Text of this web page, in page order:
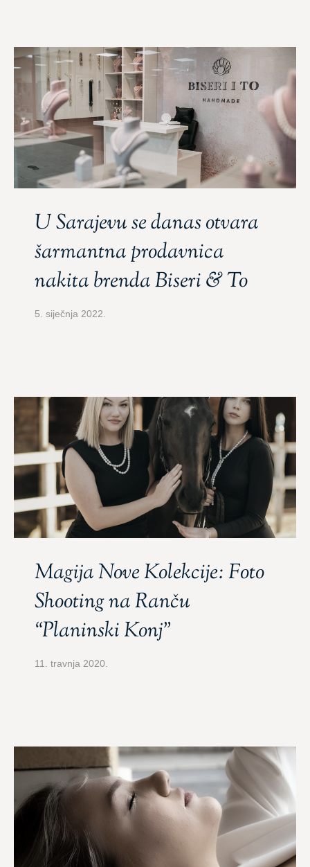
U Sarajevu se danas otvara
šarmantna prodavnica
nakita brenda Biseri & To
5. siječnja 2022.
Magija Nove Kolekcije: Foto
Shooting na Ranču
“Planinski Konj”
11. travnja 2020.